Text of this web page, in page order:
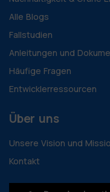
Alle Blogs
Fallstudien
Anleitungen und
Häufige Fragen
Entwicklerressourcen
Über uns
Unsere Vision und
Kontakt